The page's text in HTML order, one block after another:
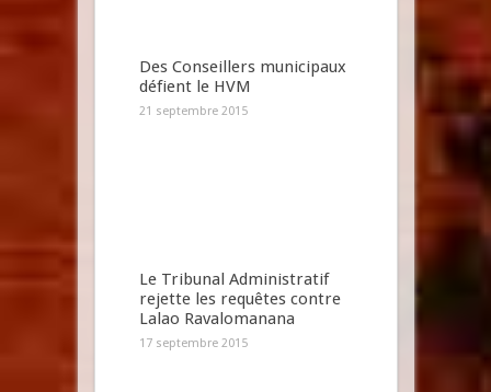
Des Conseillers municipaux
défient le HVM
21 septembre 2015
Le Tribunal Administratif
rejette les requêtes contre
Lalao Ravalomanana
17 septembre 2015